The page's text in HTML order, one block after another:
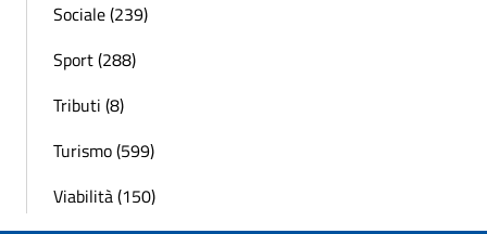
Sociale (239)
Sport (288)
Tributi (8)
Turismo (599)
Viabilità (150)